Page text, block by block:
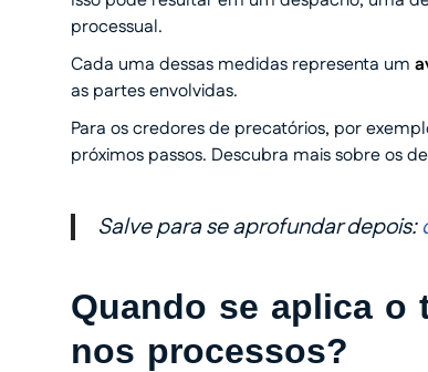
processual.
Cada uma dessas medidas representa um
as partes envolvidas.
Para os credores de precatórios, por
próximos passos. Descubra mais sobre os
Salve para se aprofundar depois:
Quando se aplica o
nos processos?